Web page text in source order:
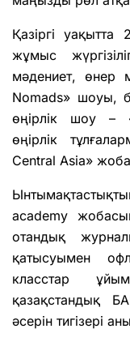
Қазіргі
жұмыс
мәдениет, өнер
Nomads» шоуы,
өңірлік шоу –
өңірлік
Central Asia»
academy
отандық
қатысуымен
класстар
қазақстандық
әсерін тигізері